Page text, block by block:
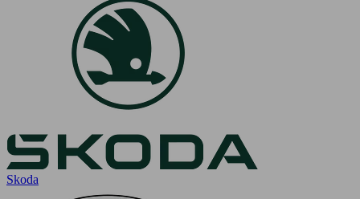
Skoda